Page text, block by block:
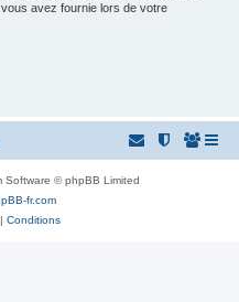
vous avez fournie lors de votre
Software © phpBB Limited
fr.com
| Conditions